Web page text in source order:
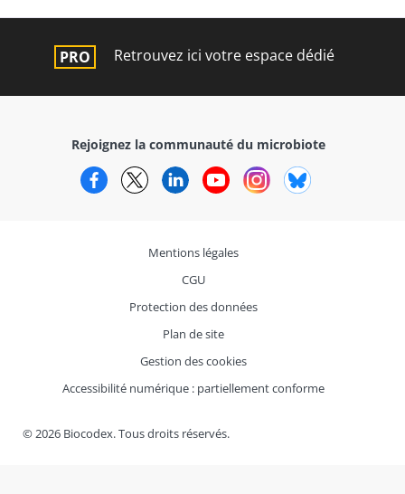
Retrouvez ici votre espace dédié
Rejoignez la communauté du microbiote
FacebookTwitterLinkedInYouTubeInstagram
© 2026 Biocodex. Tous droits réservés.
Mentions légales
CGU
Protection des données
Plan de site
Gestion des cookies
Accessibilité numérique : partiellement conforme